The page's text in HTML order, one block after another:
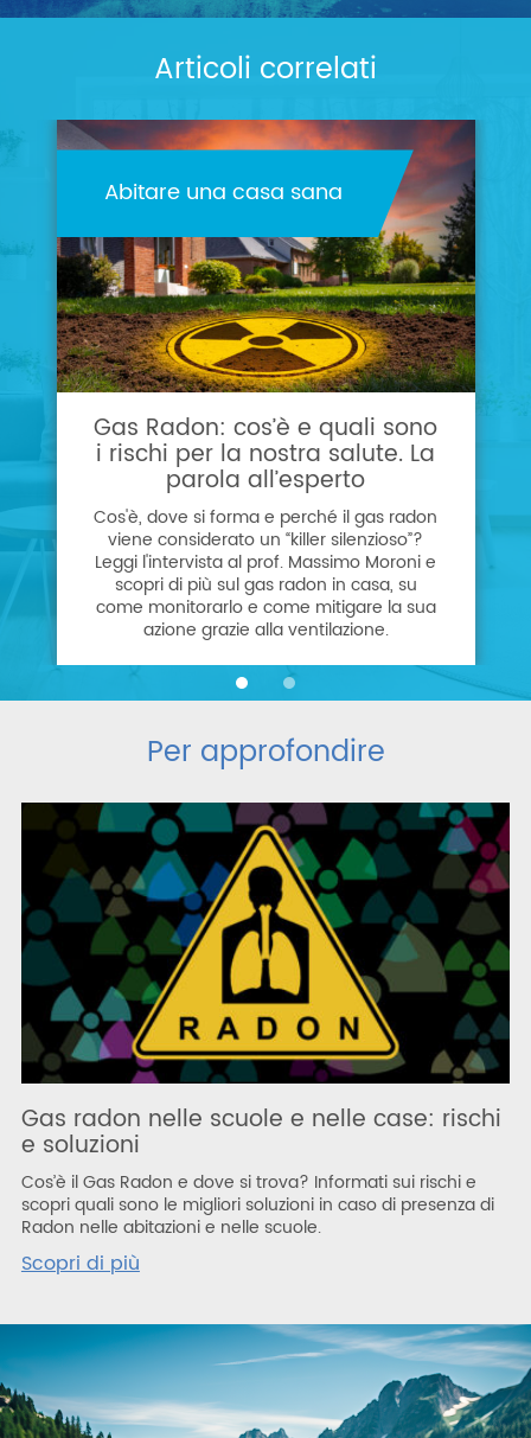
Articoli correlati
Abitare una casa sana
Gas Radon: cos’è e quali sono
i rischi per la nostra salute. La
parola all’esperto
Cos'è, dove si forma e perché il gas radon
viene considerato un “killer silenzioso”?
Leggi l'intervista al prof. Massimo Moroni e
scopri di più sul gas radon in casa, su
come monitorarlo e come mitigare la sua
azione grazie alla ventilazione.
Per approfondire
Gas radon nelle scuole e nelle case: rischi
e soluzioni
Cos’è il Gas Radon e dove si trova? Informati sui rischi e
scopri quali sono le migliori soluzioni in caso di presenza di
Radon nelle abitazioni e nelle scuole.
Scopri di più